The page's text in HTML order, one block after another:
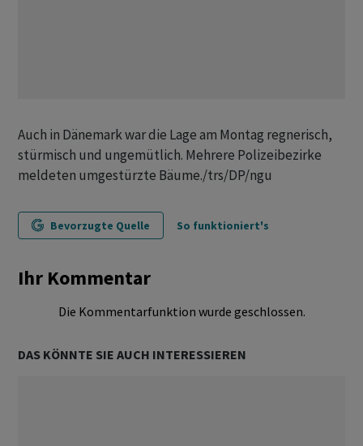
Auch in Dänemark war die Lage am Montag regnerisch,
stürmisch und ungemütlich. Mehrere Polizeibezirke
meldeten umgestürzte Bäume./trs/DP/ngu
Bevorzugte Quelle So funktioniert's
Ihr Kommentar
Die Kommentarfunktion wurde geschlossen.
DAS KÖNNTE SIE AUCH INTERESSIEREN